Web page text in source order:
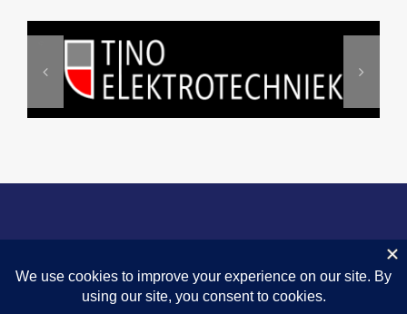
Vertrouwenspersoon | Huisfotograaf Sportief-Assen | KVK 40045778 |